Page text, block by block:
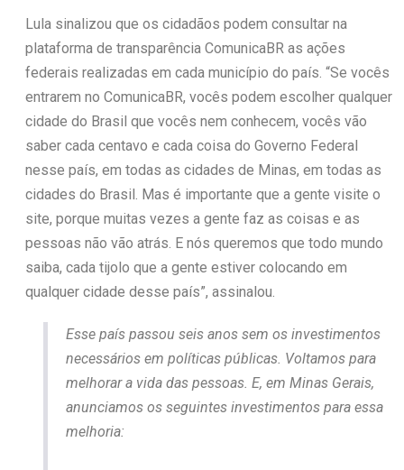
Lula sinalizou que os cidadãos podem consultar na
plataforma de transparência ComunicaBR as ações
federais realizadas em cada município do país. “Se vocês
entrarem no ComunicaBR, vocês podem escolher qualquer
cidade do Brasil que vocês nem conhecem, vocês vão
saber cada centavo e cada coisa do Governo Federal
nesse país, em todas as cidades de Minas, em todas as
cidades do Brasil. Mas é importante que a gente visite o
site, porque muitas vezes a gente faz as coisas e as
pessoas não vão atrás. E nós queremos que todo mundo
saiba, cada tijolo que a gente estiver colocando em
qualquer cidade desse país”, assinalou.
Esse país passou seis anos sem os investimentos
necessários em políticas públicas. Voltamos para
melhorar a vida das pessoas. E, em Minas Gerais,
anunciamos os seguintes investimentos para essa
melhoria: